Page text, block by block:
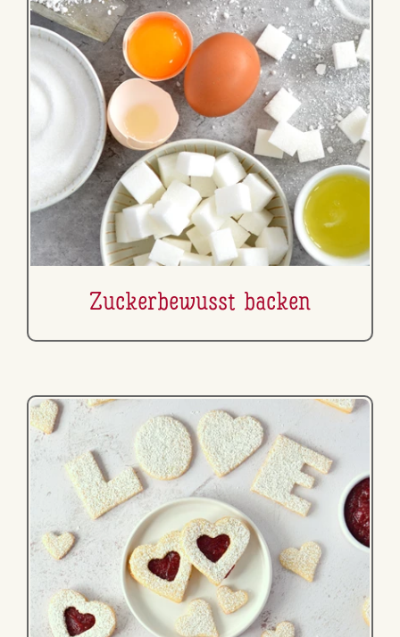
Zu­cker­be­wusst backen